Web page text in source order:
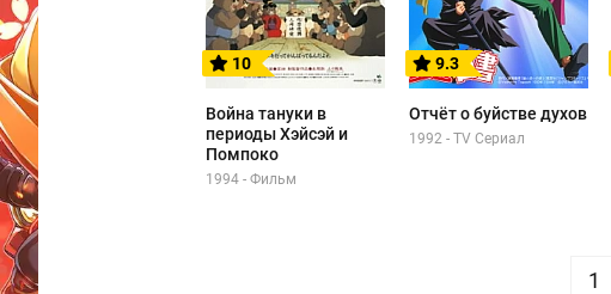
10
Война тануки в
периоды Хэйсэй и
Помпоко
1994 - Фильм
9.3
Отчёт о буйстве духов
1992 - TV Сериал
1